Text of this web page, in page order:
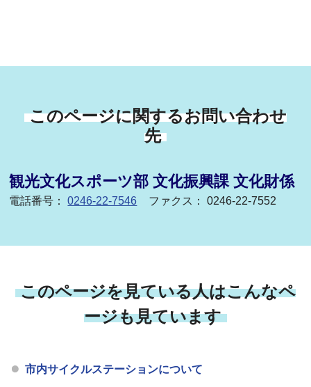
このページに関するお問い合わせ
先
観光文化スポーツ部 文化振興課 文化財係
電話番号：0246-22-7546 ファクス： 0246-22-7552
このページを見ている人はこんなペ
ージも見ています
市内サイクルステーションについて